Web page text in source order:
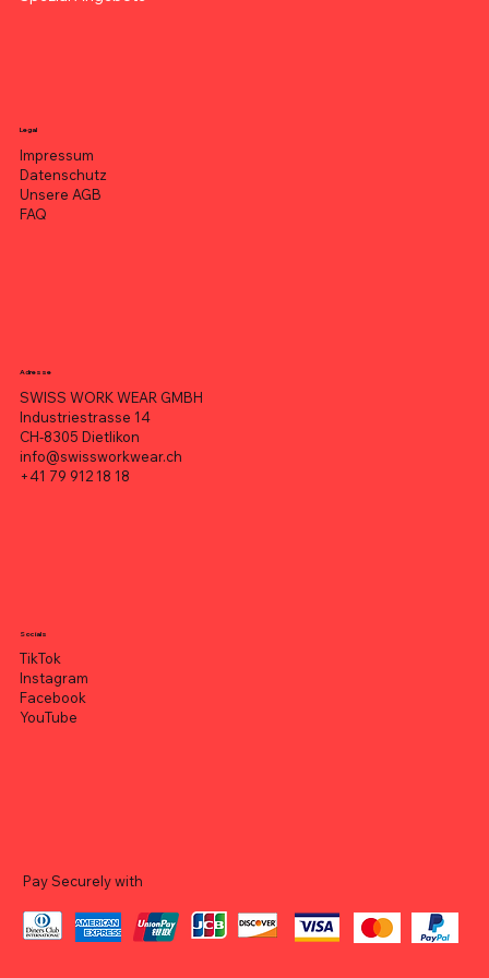
Legal
Impressum
Datenschutz
Unsere AGB
FAQ
Adresse
SWISS WORK WEAR GMBH
Industriestrasse 14
CH-8305 Dietlikon
info@swissworkwear.ch
+41 79 912 18 18
Socials
TikTok
Instagram
Facebook
YouTube
Pay Securely with